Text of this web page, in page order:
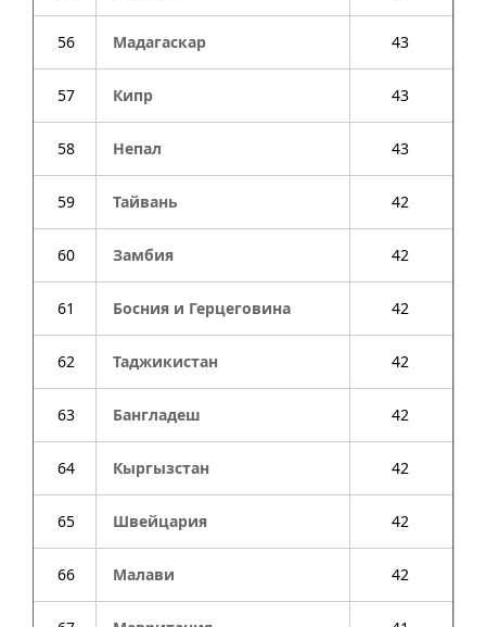
56 Мадагаскар 43
57 Кипр 43
58 Непал 43
59 Тайвань 42
60 Замбия 42
61 Босния и Герцеговина 42
62 Таджикистан 42
63 Бангладеш 42
64 Кыргызстан 42
65 Швейцария 42
66 Малави 42